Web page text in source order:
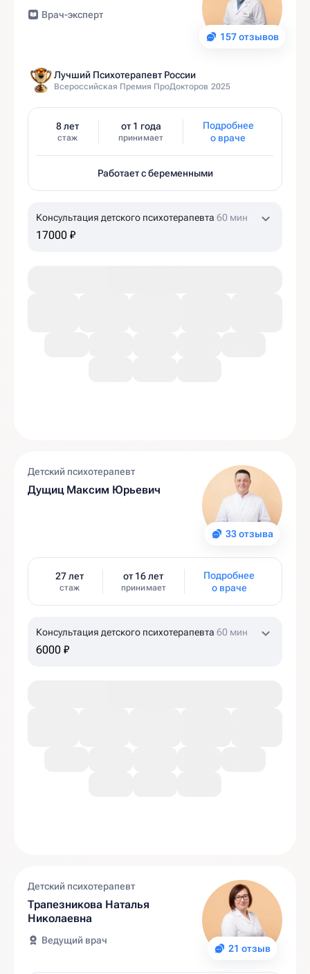
157 отзывов
Врач-эксперт
Лучший Психотерапевт России
Всероссийская Премия ПроДокторов 2025
8 лет
стаж
от 1 года
принимает
Подробнее
о враче
Работает с беременными
Консультация детского психотерапевта 60 мин
17000 ₽
33 отзыва
Детский психотерапевт
Дущиц Максим Юрьевич
27 лет
стаж
от 16 лет
принимает
Подробнее
о враче
Консультация детского психотерапевта 60 мин
6000 ₽
21 отзыв
Детский психотерапевт
Трапезникова Наталья
Николаевна
Ведущий врач